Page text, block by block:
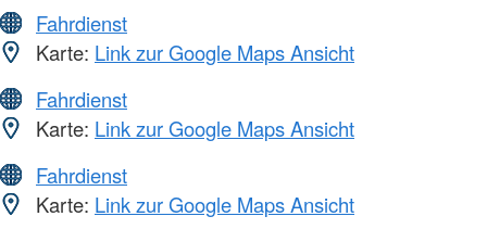
Fahrdienst
Karte: Link zur Google Maps Ansicht
Fahrdienst
Karte: Link zur Google Maps Ansicht
Fahrdienst
Karte: Link zur Google Maps Ansicht